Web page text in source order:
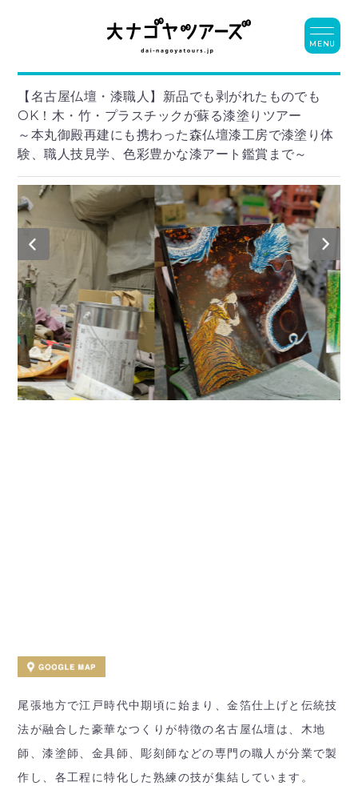
【名古屋仏壇・漆職人】新品でも剥がれたものでも
OK！木・竹・プラスチックが蘇る漆塗りツアー
～本丸御殿再建にも携わった森仏壇漆工房で漆塗り体
験、職人技見学、色彩豊かな漆アート鑑賞まで～
尾張地方で江戸時代中期頃に始まり、金箔仕上げと伝統技
法が融合した豪華なつくりが特徴の名古屋仏壇は、木地
師、漆塗師、金具師、彫刻師などの専門の職人が分業で製
作し、各工程に特化した熟練の技が集結しています。
MENU